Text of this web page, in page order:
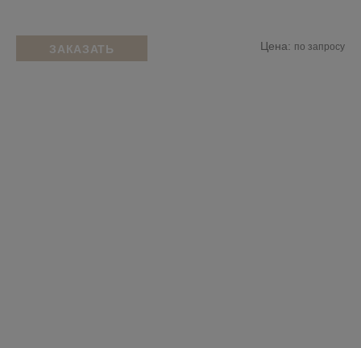
ЗАКАЗАТЬ Цена: по запросу